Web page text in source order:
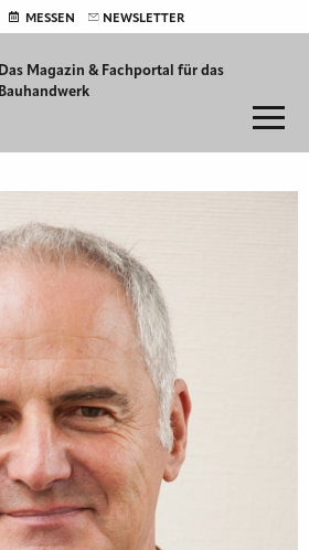
MESSEN NEWSLETTER
Das Magazin & Fachportal für das
Bauhandwerk